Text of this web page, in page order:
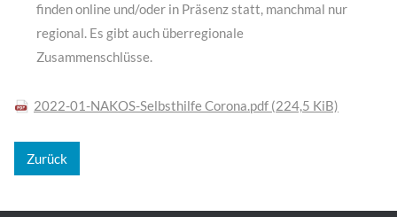
finden online und/oder in Präsenz statt, manchmal nur
regional. Es gibt auch überregionale
Zusammenschlüsse.
2022-01-NAKOS-Selbsthilfe Corona.pdf (224,5 KiB)
Zurück